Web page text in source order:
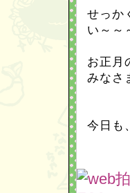
せっか
い～～
お正月
みなさ
今日も